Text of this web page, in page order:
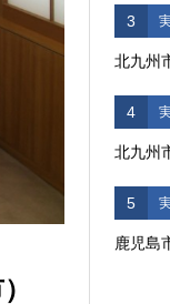
3
北九州
4
北九州
5
鹿児島